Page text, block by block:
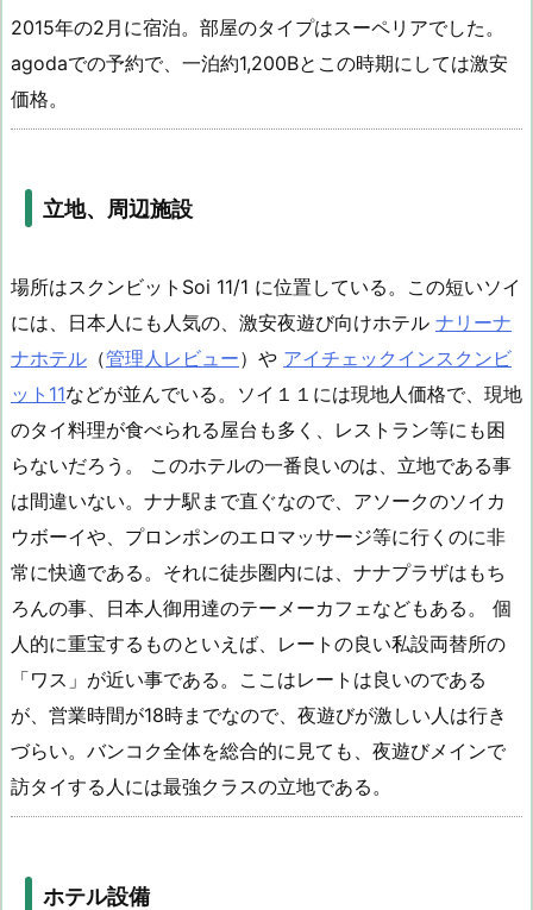
2015年の2月に宿泊。部屋のタイプはスーペリアでした。
agodaでの予約で、一泊約1,200Bとこの時期にしては激安
価格。
立地、周辺施設
場所はスクンビットSoi 11/1 に位置している。この短いソイ
には、日本人にも人気の、激安夜遊び向けホテル ナリーナ
ナホテル （管理人レビュー）や アイチェックインスクンビ
ット11などが並んでいる。ソイ１１には現地人価格で、現地
のタイ料理が食べられる屋台も多く、レストラン等にも困
らないだろう。 このホテルの一番良いのは、立地である事
は間違いない。ナナ駅まで直ぐなので、アソークのソイカ
ウボーイや、プロンポンのエロマッサージ等に行くのに非
常に快適である。それに徒歩圏内には、ナナプラザはもち
ろんの事、日本人御用達のテーメーカフェなどもある。 個
人的に重宝するものといえば、レートの良い私設両替所の
「ワス」が近い事である。ここはレートは良いのである
が、営業時間が18時までなので、夜遊びが激しい人は行き
づらい。バンコク全体を総合的に見ても、夜遊びメインで
訪タイする人には最強クラスの立地である。
ホテル設備